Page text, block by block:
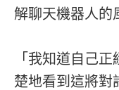
解聊天機器人的
「我知道自己
楚地看到這將對